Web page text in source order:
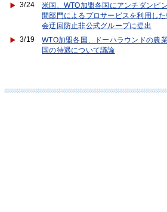
3/24
米国、WTO加盟各国にアンチダンピ
間部門によるプロサービスを利用し
会迂回防止非公式グループに提出
3/19
WTO加盟各国、ドーハラウンドの農
国の待遇について議論